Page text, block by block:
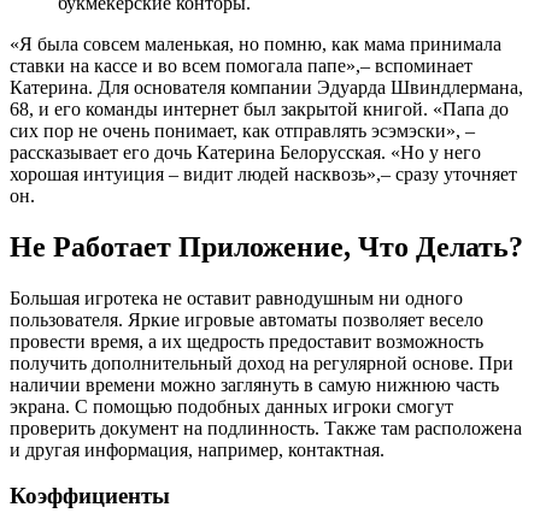
«Я была совсем маленькая, но помню, как мама принимала
ставки на кассе и во всем помогала папе»,– вспоминает
Катерина. Для основателя компании Эдуарда Швиндлермана,
68, и его команды интернет был закрытой книгой. «Папа до
сих пор не очень понимает, как отправлять эсэмэски», –
рассказывает его дочь Катерина Белорусская. «Но у него
хорошая интуиция – видит людей насквозь»,– сразу уточняет
он.
Не Работает Приложение, Что Делать?
Большая игротека не оставит равнодушным ни одного
пользователя. Яркие игровые автоматы позволяет весело
провести время, а их щедрость предоставит возможность
получить дополнительный доход на регулярной основе. При
наличии времени можно заглянуть в самую нижнюю часть
экрана. С помощью подобных данных игроки смогут
проверить документ на подлинность. Также там расположена
и другая информация, например, контактная.
Коэффициенты